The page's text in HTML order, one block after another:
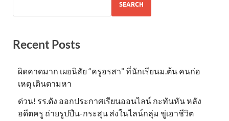
SEARCH
Recent Posts
ผิดคาดมาก เผยนิสัย “ครูอรสา” ที่นักเรียนม.ต้น คนก่อ
เหตุ เดินตามหา
ด่วน! รร.ดัง ออกประกาศเรียนออนไลน์ กะทันหัน หลัง
อดีตครู ถ่ายรูปปืน-กระสุน ส่งในไลน์กลุ่ม ขู่เอาชีวิต